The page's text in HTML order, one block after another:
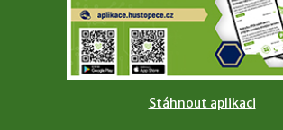
Stáhnout aplikaci